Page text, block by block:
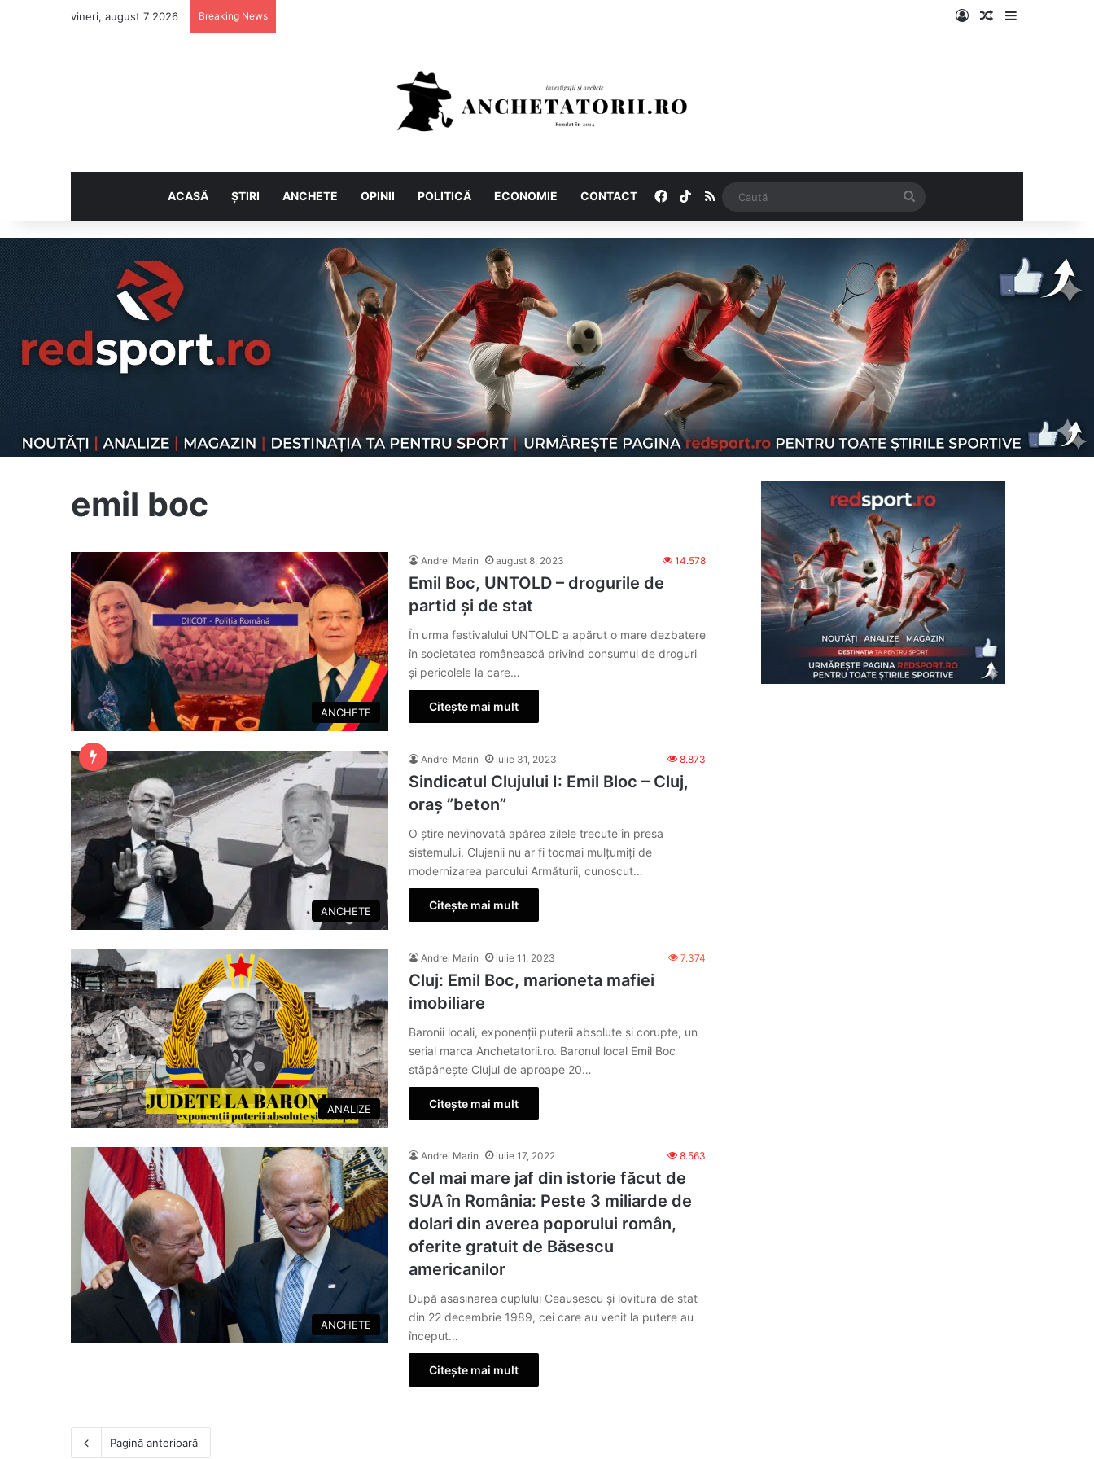
vineri, august 7 2026 Breaking News Log InArticol aleatoriu
ACASĂ ȘTIRI ANCHETE OPINII POLITICĂ ECONOMIE CONTACT Facebook
TikTokRSS
emil boc
ANCHETE
Andrei Marin august 8, 2023 14.578
Emil Boc, UNTOLD – drogurile de
partid și de stat
În urma festivalului UNTOLD a apărut o mare dezbatere
în societatea românească privind consumul de droguri
și pericolele la care…
Citește mai mult
ANCHETE
Andrei Marin iulie 31, 2023 8.873
Sindicatul Clujului I: Emil Bloc – Cluj,
oraș ”beton”
O știre nevinovată apărea zilele trecute în presa
sistemului. Clujenii nu ar fi tocmai mulțumiți de
modernizarea parcului Armăturii, cunoscut…
Citește mai mult
ANALIZE
Andrei Marin iulie 11, 2023 7.374
Cluj: Emil Boc, marioneta mafiei
imobiliare
Baronii locali, exponenții puterii absolute și corupte, un
serial marca Anchetatorii.ro. Baronul local Emil Boc
stăpânește Clujul de aproape 20…
Citește mai mult
ANCHETE
Andrei Marin iulie 17, 2022 8.563
Cel mai mare jaf din istorie făcut de
SUA în România: Peste 3 miliarde de
dolari din averea poporului român,
oferite gratuit de Băsescu
americanilor
După asasinarea cuplului Ceaușescu și lovitura de stat
din 22 decembrie 1989, cei care au venit la putere au
început…
Citește mai mult
Pagină anterioară